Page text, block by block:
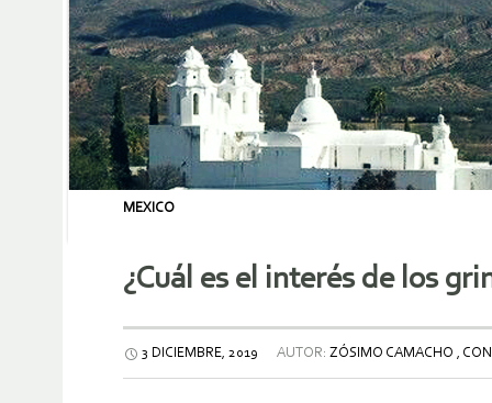
MEXICO
¿Cuál es el interés de los
3 DICIEMBRE, 2019 AUTOR: ZÓSIMO CAMACHO ,